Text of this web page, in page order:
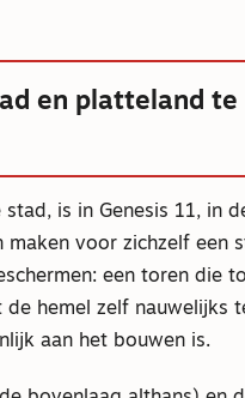
en platteland te
is in Genesis 11, in
voor zichzelf een
een toren die
hemel zelf nauwelijks
aan het bouwen is.